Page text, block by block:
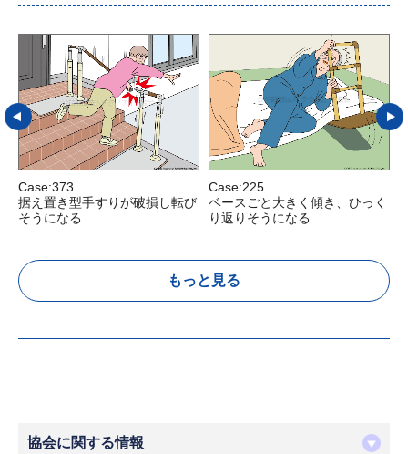
Case:373
据え置き型手すりが破損し転び
そうになる
Case:225
ベースごと大きく傾き、ひっく
り返りそうになる
もっと見る
協会に関する情報